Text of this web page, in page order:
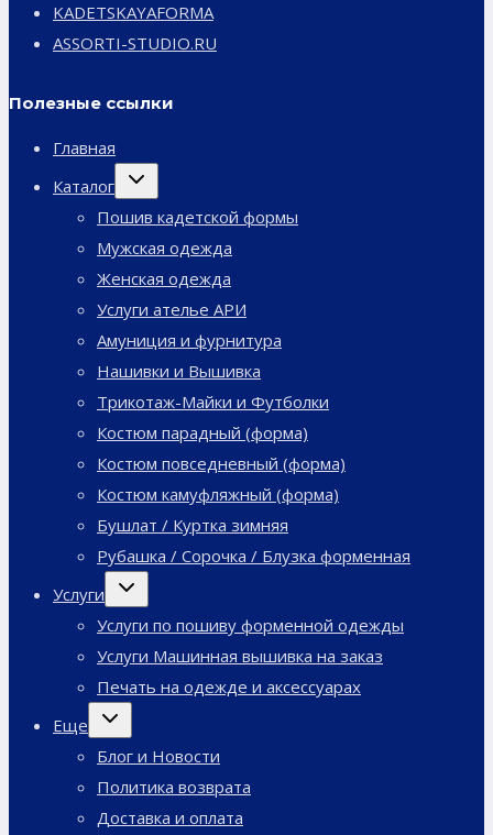
KADETSKAYAFORMA
ASSORTI-STUDIO.RU
Полезные ссылки
Главная
Каталог
Переключить
Пошив кадетской формы
Мужская одежда
Женская одежда
Услуги ателье АРИ
Амуниция и фурнитура
Нашивки и Вышивка
Трикотаж-Майки и Футболки
Костюм парадный (форма)
Костюм повседневный (форма)
Костюм камуфляжный (форма)
Бушлат / Куртка зимняя
Рубашка / Сорочка / Блузка форменная
Услуги
Переключить
Услуги по пошиву форменной одежды
Услуги Машинная вышивка на заказ
Печать на одежде и аксессуарах
Еще
Переключить
Блог и Новости
Политика возврата
Доставка и оплата